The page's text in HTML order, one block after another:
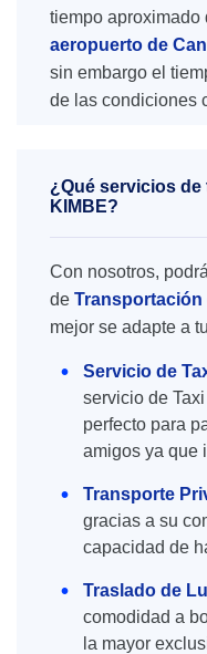
tiempo aproximado
aeropuerto de
sin embargo el
de las condiciones
¿Qué servicios
KIMBE?
Con nosotros,
de Transportación
mejor se adapte a
Servicio de
servicio de
perfecto para
amigos ya que
Transporte
gracias a su
capacidad de
Traslado de
comodidad a
la mayor